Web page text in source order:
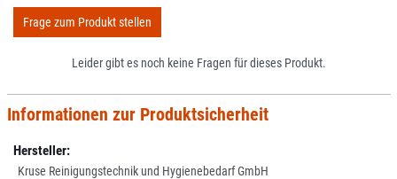
Frage zum Produkt stellen
Leider gibt es noch keine Fragen für dieses Produkt.
Informationen zur Produktsicherheit
Hersteller:
Kruse Reinigungstechnik und Hygienebedarf GmbH